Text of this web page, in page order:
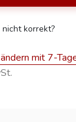
korrekt?
mit 7-